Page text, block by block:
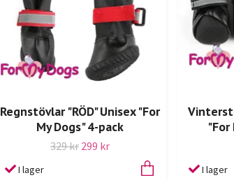
Regnstövlar "RÖD" Unisex "For
My Dogs" 4-pack
329 kr 299 kr
I lager
"For
I lager